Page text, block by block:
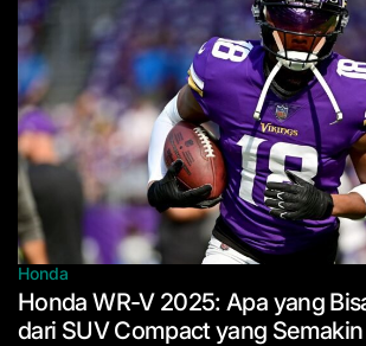
Posted
in
Honda
Honda WR-V 2025: Apa yang
dari SUV Compact yang